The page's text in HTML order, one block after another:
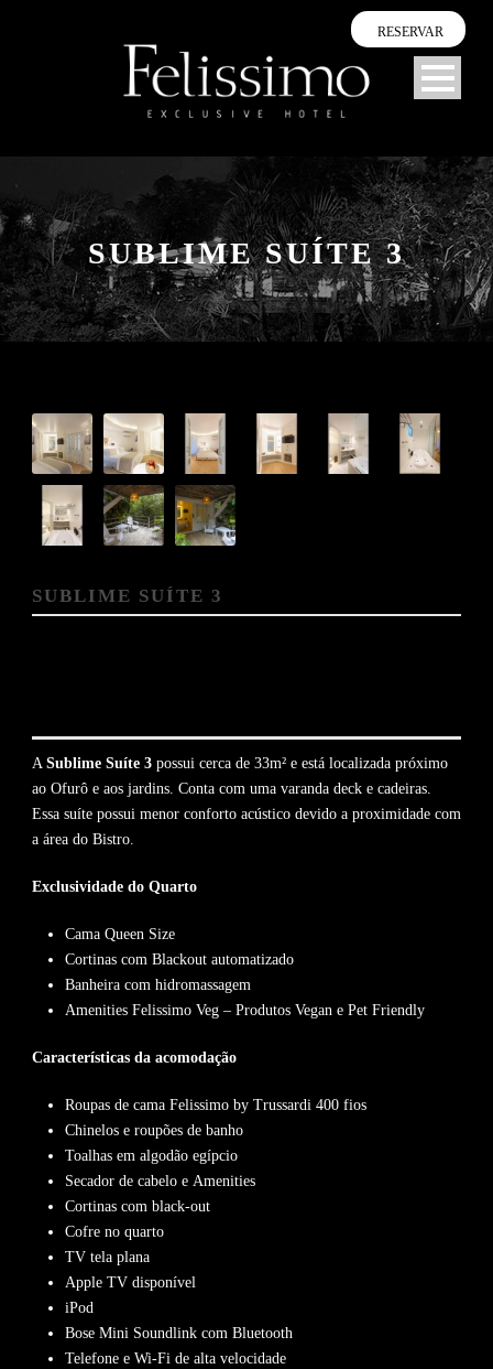
SUBLIME SUÍTE 3
SUBLIME SUÍTE 3
A Sublime Suíte 3 possui cerca de 33m² e está localizada próximo
ao Ofurô e aos jardins. Conta com uma varanda deck e cadeiras.
Essa suíte possui menor conforto acústico devido a proximidade com
a área do Bistro.
Exclusividade do Quarto
Cama Queen Size
Cortinas com Blackout automatizado
Banheira com hidromassagem
Amenities Felissimo Veg – Produtos Vegan e Pet Friendly
Características da acomodação
Roupas de cama Felissimo by Trussardi 400 fios
Chinelos e roupões de banho
Toalhas em algodão egípcio
Secador de cabelo e Amenities
Cortinas com black-out
Cofre no quarto
TV tela plana
Apple TV disponível
iPod
Bose Mini Soundlink com Bluetooth
Telefone e Wi-Fi de alta velocidade
RESERVAR